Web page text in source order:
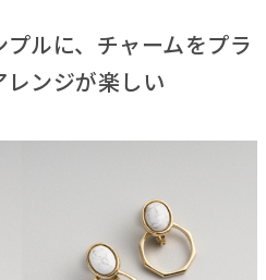
ルに、チャームをプラ
レンジが楽しい